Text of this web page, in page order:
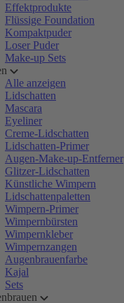
Effektprodukte
Flüssige Foundation
Kompaktpuder
Loser Puder
Make-up Sets
Alle anzeigen
Lidschatten
Mascara
Eyeliner
Creme-Lidschatten
Lidschatten-Primer
Augen-Make-up-Entferner
Glitzer-Lidschatten
Künstliche Wimpern
Lidschattenpaletten
Wimpern-Primer
Wimpernbürsten
Wimpernkleber
Wimpernzangen
Augenbrauenfarbe
Kajal
Sets